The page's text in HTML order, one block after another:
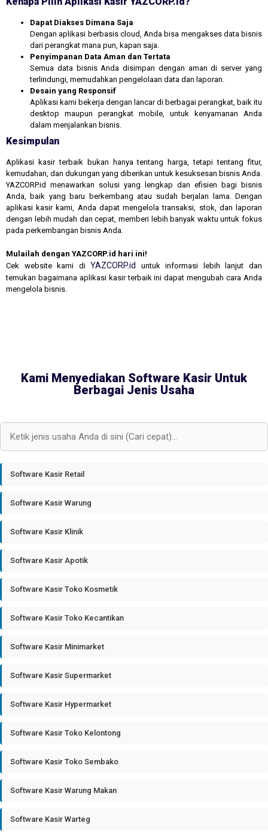
Dapat Diakses Dimana Saja
Dengan aplikasi berbasis cloud, Anda bisa mengakses data bisnis
dari perangkat mana pun, kapan saja.
Penyimpanan Data Aman dan Tertata
Semua data bisnis Anda disimpan dengan aman di server yang
terlindungi, memudahkan pengelolaan data dan laporan.
Desain yang Responsif
Aplikasi kami bekerja dengan lancar di berbagai perangkat, baik itu
desktop maupun perangkat mobile, untuk kenyamanan Anda
dalam menjalankan bisnis.
Kesimpulan
Aplikasi kasir terbaik bukan hanya tentang harga, tetapi tentang fitur,
kemudahan, dan dukungan yang diberikan untuk kesuksesan bisnis Anda.
YAZCORP.id menawarkan solusi yang lengkap dan efisien bagi bisnis
Anda, baik yang baru berkembang atau sudah berjalan lama. Dengan
aplikasi kasir kami, Anda dapat mengelola transaksi, stok, dan laporan
dengan lebih mudah dan cepat, memberi lebih banyak waktu untuk fokus
pada perkembangan bisnis Anda.
Mulailah dengan YAZCORP.id hari ini!
Cek website kami di YAZCORP.id
untuk informasi lebih lanjut dan
temukan bagaimana aplikasi kasir terbaik ini dapat mengubah cara Anda
mengelola bisnis.
Kami Menyediakan Software Kasir Untuk
Berbagai Jenis Usaha
Software Kasir Retail
Software Kasir Warung
Software Kasir Klinik
Software Kasir Apotik
Software Kasir Toko Kosmetik
Software Kasir Toko Kecantikan
Software Kasir Minimarket
Software Kasir Supermarket
Software Kasir Hypermarket
Software Kasir Toko Kelontong
Software Kasir Toko Sembako
Software Kasir Warung Makan
Software Kasir Warteg